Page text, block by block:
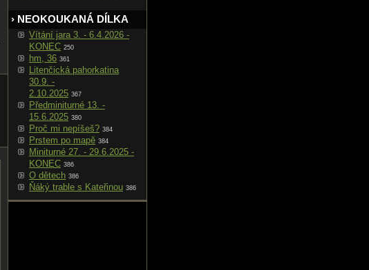
› NEOKOUKANÁ DÍLKA
Vítání jara 3. - 6.4.2026 -
KONEC 250
hm, 36 361
Litenčická pahorkatina
30.9. -
2.10.2025 367
Předminiturné 13. -
15.6.2025 380
Proč mi nepíšeš? 384
Prstem po mapě 384
Miniturné 27. - 29.6.2025 -
KONEC 386
O dětech 386
Ňáký trable s Kateřinou 386